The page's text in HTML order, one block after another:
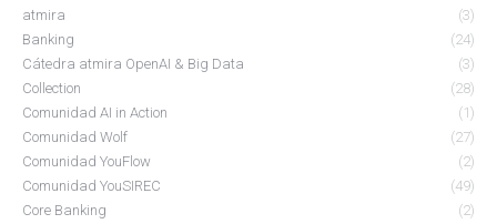
atmira
(3)
Banking
(24)
Cátedra atmira OpenAI & Big Data
(3)
Collection
(28)
Comunidad AI in Action
(1)
Comunidad Wolf
(27)
Comunidad YouFlow
(2)
Comunidad YouSIREC
(49)
Core Banking
(2)